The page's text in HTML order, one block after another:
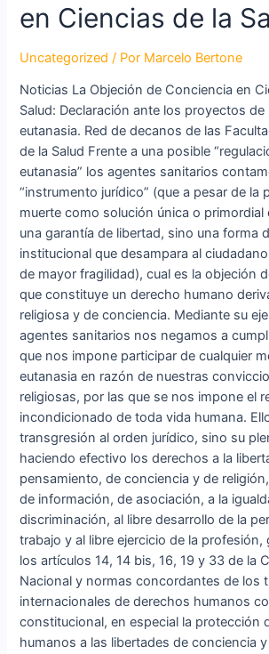
en Ciencias de la
Uncategorized / Por Marcelo Bertone
Noticias La Objeción de Conciencia en
Salud: Declaración ante los proyectos de
eutanasia. Red de decanos de las
de la Salud Frente a una posible
eutanasia” los agentes sanitarios
“instrumento jurídico” (que a pesar de la
muerte como solución única o
una garantía de libertad, sino una forma
institucional que desampara al
de mayor fragilidad), cual es la objeción
que constituye un derecho humano
religiosa y de conciencia. Mediante su
agentes sanitarios nos negamos a
que nos impone participar de cualquier
eutanasia en razón de nuestras
religiosas, por las que se nos impone el
incondicionado de toda vida humana.
transgresión al orden jurídico, sino su
haciendo efectivo los derechos a la
pensamiento, de conciencia y de
de información, de asociación, a la
discriminación, al libre desarrollo de la
trabajo y al libre ejercicio de la profesión,
los artículos 14, 14 bis, 16, 19 y 33 de la
Nacional y normas concordantes de los
internacionales de derechos humanos
constitucional, en especial la protección
humanos a las libertades de conciencia